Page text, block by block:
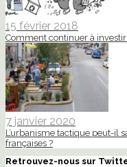
15 février 2018
Comment continuer à
7 janvier 2020
L’urbanisme tactique peut-il
françaises ?
Retrouvez-nous sur